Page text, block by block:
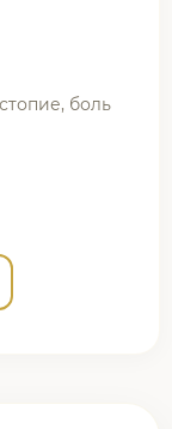
боль